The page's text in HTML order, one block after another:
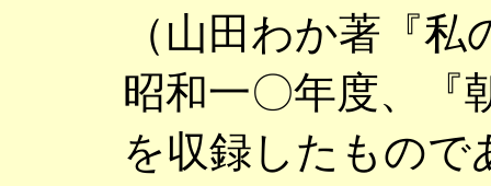
（山田わか著『
昭和一〇年度、『
を収録したもので